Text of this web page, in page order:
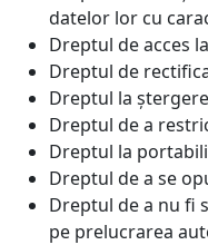
datelor lor cu
Dreptul de acces
Dreptul de
Dreptul la
Dreptul de a
Dreptul la
Dreptul de a se
Dreptul de a nu fi
pe prelucrarea